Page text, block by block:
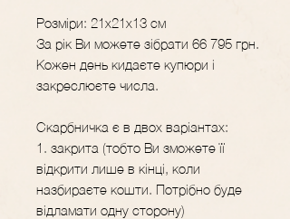
Розміри: 21х21х13 см
За рік Ви можете зібрати 66 795 грн.
Кожен день кидаєте купюри і
закреслюєте числа.
Скарбничка є в двох варіантах:
1. закрита (тобто Ви зможете її
відкрити лише в кінці, коли
назбираєте кошти. Потрібно буде
відламати одну сторону)